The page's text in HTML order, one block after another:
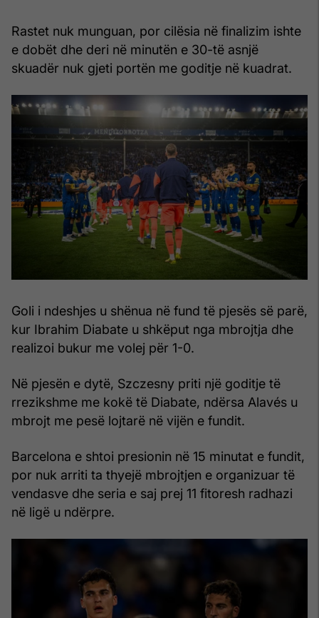
Rastet nuk munguan, por cilësia në finalizim ishte
e dobët dhe deri në minutën e 30-të asnjë
skuadër nuk gjeti portën me goditje në kuadrat.
Goli i ndeshjes u shënua në fund të pjesës së parë,
kur Ibrahim Diabate u shkëput nga mbrojtja dhe
realizoi bukur me volej për 1-0.
Në pjesën e dytë, Szczesny priti një goditje të
rrezikshme me kokë të Diabate, ndërsa Alavés u
mbrojt me pesë lojtarë në vijën e fundit.
Barcelona e shtoi presionin në 15 minutat e fundit,
por nuk arriti ta thyejë mbrojtjen e organizuar të
vendasve dhe seria e saj prej 11 fitoresh radhazi
në ligë u ndërpre.